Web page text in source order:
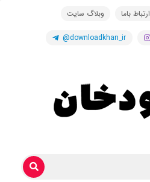
ارتباط باما وبلاگ سایت
@downloadkhan_ir